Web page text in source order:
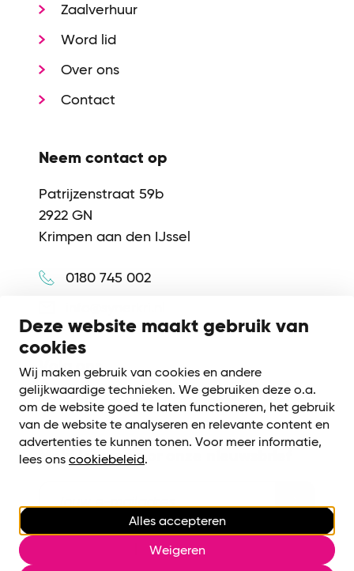
Deze website maakt gebruik van
cookies
Wij maken gebruik van cookies en andere
gelijkwaardige technieken. We gebruiken deze o.a.
om de website goed te laten functioneren, het gebruik
van de website te analyseren en relevante content en
advertenties te kunnen tonen. Voor meer informatie,
lees ons cookiebeleid.
Alles accepteren
Weigeren
Zaalverhuur
Word lid
Over ons
Contact
Neem contact op
Patrijzenstraat 59b
2922 GN
Krimpen aan den IJssel
0180 745 002
Volg ons
Meld je aan voor onze nieuwsbrief
Privacy voorwaarden